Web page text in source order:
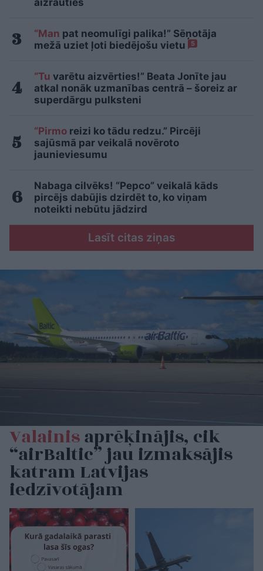
“Man pat neomulīgi palika!” Sēņotāja
mežā uziet ļoti biedējošu vietu
5
“Tu varētu aizvērties!” Beata Jonīte jau
atkal nonāk uzmanības centrā – šoreiz ar
superdārgu pulksteni
“Pirmo reizi ko tādu redzu.” Pircēji
sajūsmā par veikalā novēroto
jaunieviesumu
Nabaga cilvēks! “Pepco” veikalā kāds
pircējs dabūjis dzirdēt to, ko viņam
noteikti nebūtu jādzird
Lasīt citas ziņas
Valainisaprēķinājis, cik
“airBaltic” jau izmaksājis
katram Latvijas
iedzīvotājam